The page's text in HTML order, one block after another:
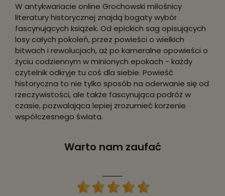
W antykwariacie online Grochowski miłośnicy
literatury historycznej znajdą bogaty wybór
fascynujących książek. Od epickich sag opisujących
losy całych pokoleń, przez powieści o wielkich
bitwach i rewolucjach, aż po kameralne opowieści o
życiu codziennym w minionych epokach - każdy
czytelnik odkryje tu coś dla siebie. Powieść
historyczna to nie tylko sposób na oderwanie się od
rzeczywistości, ale także fascynująca podróż w
czasie, pozwalająca lepiej zrozumieć korzenie
współczesnego świata.
Warto nam zaufać